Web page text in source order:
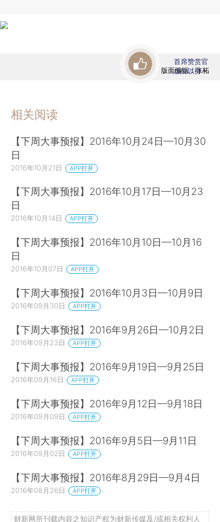
版面编辑：张柘
首席赞赏官
虚位以待
相关阅读
【下周大事预报】2016年10月24日—10月30
日
2016年10月21日 APP打开
【下周大事预报】2016年10月17日—10月23
日
2016年10月14日 APP打开
【下周大事预报】2016年10月10日—10月16
日
2016年10月07日 APP打开
【下周大事预报】2016年10月3日—10月9日
2016年09月30日 APP打开
【下周大事预报】2016年9月26日—10月2日
2016年09月23日 APP打开
【下周大事预报】2016年9月19日—9月25日
2016年09月16日 APP打开
【下周大事预报】2016年9月12日—9月18日
2016年09月09日 APP打开
【下周大事预报】2016年9月5日—9月11日
2016年09月02日 APP打开
【下周大事预报】2016年8月29日—9月4日
2016年08月26日 APP打开
财新网所刊载内容之知识产权为财新传媒及/或相关权利人